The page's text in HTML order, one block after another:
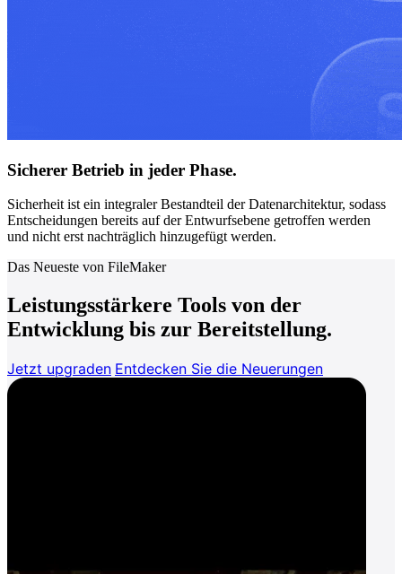
Sicherer Betrieb in jeder Phase.
Sicherheit ist ein integraler Bestandteil der Datenarchitektur, sodass
Entscheidungen bereits auf der Entwurfsebene getroffen werden
und nicht erst nachträglich hinzugefügt werden.
Das Neueste von FileMaker
Leistungsstärkere Tools von der
Entwicklung bis zur Bereitstellung.
Jetzt upgraden Entdecken Sie die Neuerungen